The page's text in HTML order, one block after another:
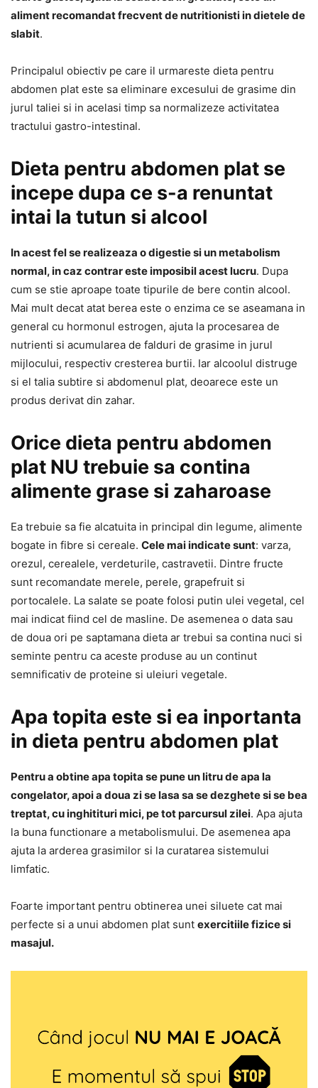
aliment recomandat frecvent de nutritionisti in dietele de
slabit.
Principalul obiectiv pe care il urmareste dieta pentru
abdomen plat este sa eliminare excesului de grasime din
jurul taliei si in acelasi timp sa normalizeze activitatea
tractului gastro-intestinal.
Dieta pentru abdomen plat se
incepe dupa ce s-a renuntat
intai la tutun si alcool
In acest fel se realizeaza o digestie si un metabolism
normal, in caz contrar este imposibil acest lucru. Dupa
cum se stie aproape toate tipurile de bere contin alcool.
Mai mult decat atat berea este o enzima ce se aseamana in
general cu hormonul estrogen, ajuta la procesarea de
nutrienti si acumularea de falduri de grasime in jurul
mijlocului, respectiv cresterea burtii. Iar alcoolul distruge
si el talia subtire si abdomenul plat, deoarece este un
produs derivat din zahar.
Orice dieta pentru abdomen
plat NU trebuie sa contina
alimente grase si zaharoase
Ea trebuie sa fie alcatuita in principal din legume, alimente
bogate in fibre si cereale. Cele mai indicate sunt: varza,
orezul, cerealele, verdeturile, castravetii. Dintre fructe
sunt recomandate merele, perele, grapefruit si
portocalele. La salate se poate folosi putin ulei vegetal, cel
mai indicat fiind cel de masline. De asemenea o data sau
de doua ori pe saptamana dieta ar trebui sa contina nuci si
seminte pentru ca aceste produse au un continut
semnificativ de proteine si uleiuri vegetale.
Apa topita este si ea inportanta
in dieta pentru abdomen plat
Pentru a obtine apa topita se pune un litru de apa la
congelator, apoi a doua zi se lasa sa se dezghete si se bea
treptat, cu inghitituri mici, pe tot parcursul zilei. Apa ajuta
la buna functionare a metabolismului. De asemenea apa
ajuta la arderea grasimilor si la curatarea sistemului
limfatic.
Foarte important pentru obtinerea unei siluete cat mai
perfecte si a unui abdomen plat sunt exercitiile fizice si
masajul.